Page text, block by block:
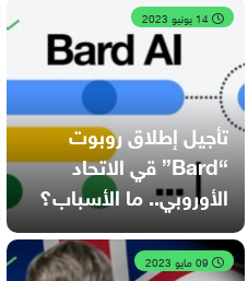
تأجيل إطلاق روبوت
“Bard” قي الاتحاد
الأوروبي.. ما الأسباب؟